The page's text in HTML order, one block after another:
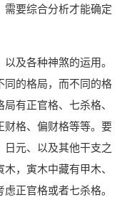
需要综合分析才能确定
及各种神煞的运用。
同的格局，而不同的格
有正官格、七杀格、
财格、偏财格等等。要
元、以及其他干支之
，寅木中藏有甲木、
正官格或者七杀格。